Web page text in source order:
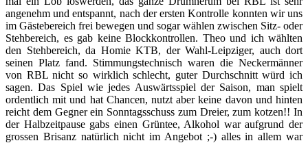
angenehm und entspannt, nach der ersten Kontrolle konnten wir uns
im Gästebereich frei bewegen und sogar wählen zwischen Sitz- oder
Stehbereich, es gab keine Blockkontrollen. Theo und ich wählten
den Stehbereich, da Homie KTB, der Wahl-Leipziger, auch dort
seinen Platz fand. Stimmungstechnisch waren die Neckermänner
von RBL nicht so wirklich schlecht, guter Durchschnitt würd ich
sagen. Das Spiel wie jedes Auswärtsspiel der Saison, man spielt
ordentlich mit und hat Chancen, nutzt aber keine davon und hinten
reicht dem Gegner ein Sonntagsschuss zum Dreier, zum kotzen!! In
der Halbzeitpause gabs einen Grüntee, Alkohol war aufgrund der
grossen Brisanz natürlich nicht im Angebot ;-) alles in allem war